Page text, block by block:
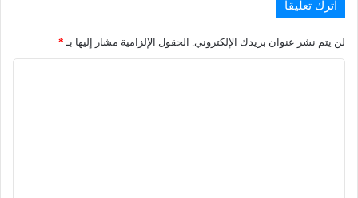
اترك تعليقاً
لن يتم نشر عنوان بريدك الإلكتروني. الحقول الإلزامية مشار إليها بـ *